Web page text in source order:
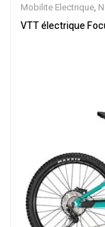
Mobilite Electrique,
ville,Velos
VTT électrique